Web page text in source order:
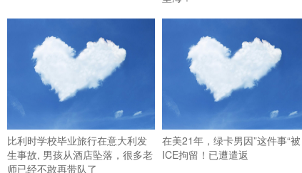
比利时学校毕业旅行在意大利发
生事故, 男孩从酒店坠落，很多老
师已经不敢再带队了
在美21年，绿卡男因”这件事“被
ICE拘留！已遭遣返